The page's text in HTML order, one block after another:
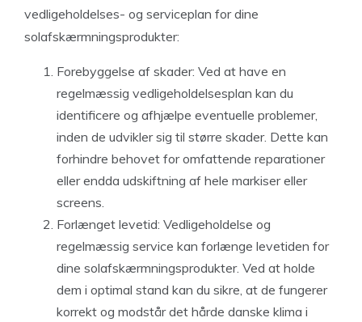
vedligeholdelses- og serviceplan for dine
solafskærmningsprodukter:
Forebyggelse af skader: Ved at have en
regelmæssig vedligeholdelsesplan kan du
identificere og afhjælpe eventuelle problemer,
inden de udvikler sig til større skader. Dette kan
forhindre behovet for omfattende reparationer
eller endda udskiftning af hele markiser eller
screens.
Forlænget levetid: Vedligeholdelse og
regelmæssig service kan forlænge levetiden for
dine solafskærmningsprodukter. Ved at holde
dem i optimal stand kan du sikre, at de fungerer
korrekt og modstår det hårde danske klima i